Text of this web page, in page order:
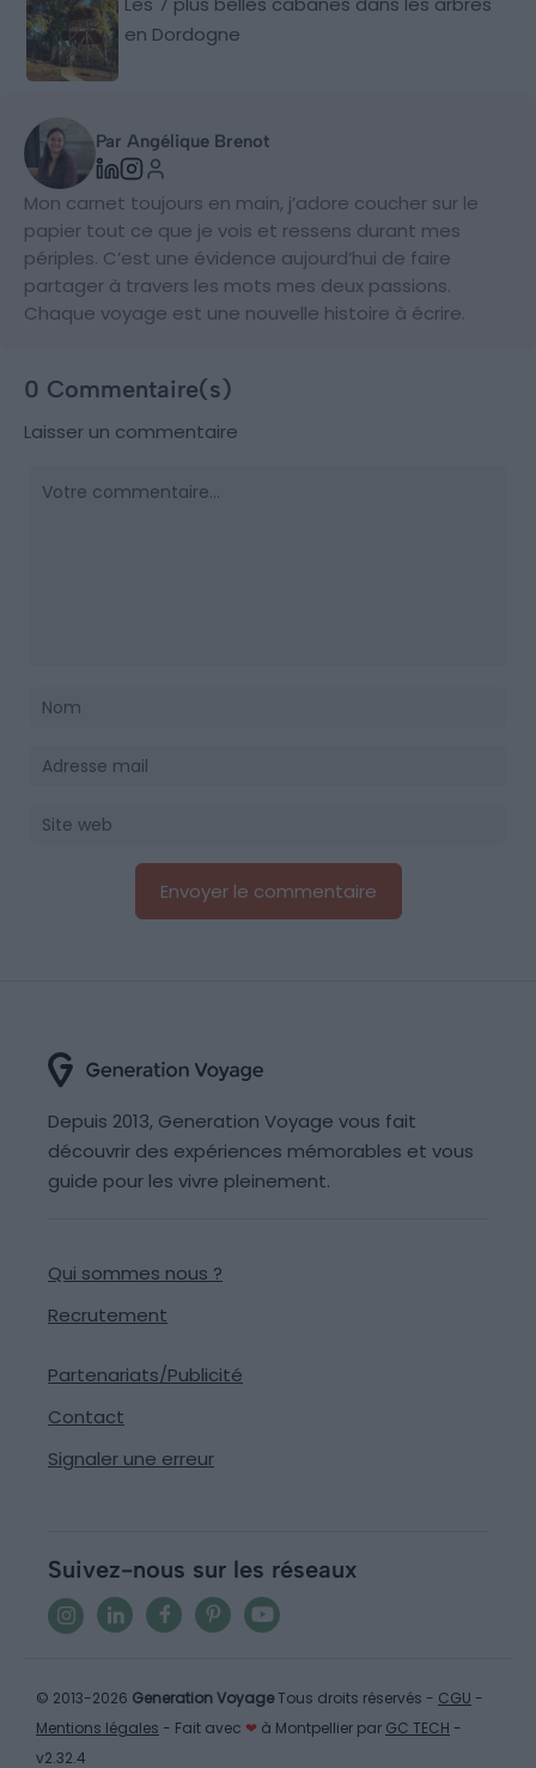
en Dordogne
Par Angélique Brenot
Mon carnet toujours en main, j’adore coucher sur le
papier tout ce que je vois et ressens durant mes
périples. C’est une évidence aujourd’hui de faire
partager à travers les mots mes deux passions.
Chaque voyage est une nouvelle histoire à écrire.
0 Commentaire(s)
Laisser un commentaire
Depuis 2013, Generation Voyage vous fait
découvrir des expériences mémorables et vous
guide pour les vivre pleinement.
Qui sommes nous ?
Recrutement
Partenariats/Publicité
Contact
Signaler une erreur
Suivez-nous sur les réseaux
© 2013-2026 Generation VoyageTous droits réservés - CGU -
Mentions légales - Fait avec ❤ à Montpellier par GC TECH -
v2.32.4